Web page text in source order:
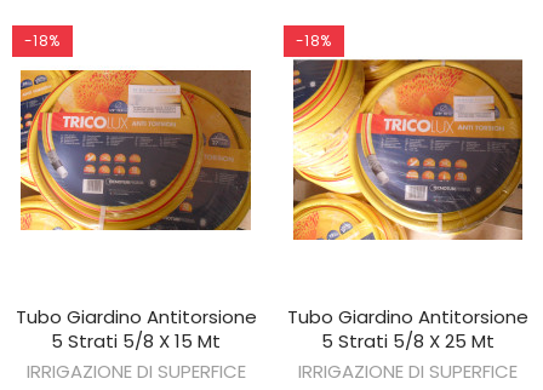
-18%
AGGIUNGI AL CARRELLO
Tubo Giardino Antitorsione
5 Strati 5/8 X 15 Mt
IRRIGAZIONE DI SUPERFICE
-18%
AGGIUNGI AL CARRELLO
Tubo Giardino Antitorsione
5 Strati 5/8 X 25 Mt
IRRIGAZIONE DI SUPERFICE